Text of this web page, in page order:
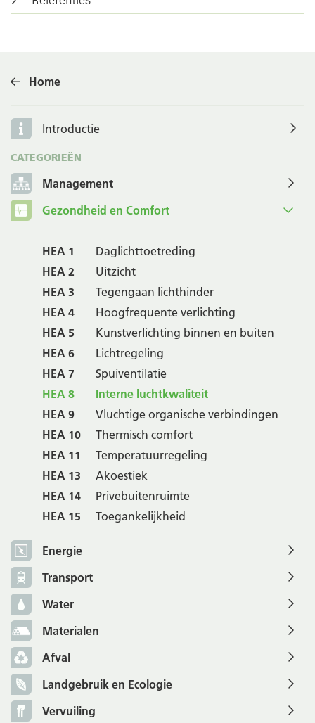
Home
Introductie
CATEGORIEËN
Management
Gezondheid en Comfort
HEA 1
Daglichttoetreding
HEA 2
Uitzicht
HEA 3
Tegengaan lichthinder
HEA 4
Hoogfrequente verlichting
HEA 5
Kunstverlichting binnen en buiten
HEA 6
Lichtregeling
HEA 7
Spuiventilatie
HEA 8
Interne luchtkwaliteit
HEA 9
Vluchtige organische verbindingen
HEA 10
Thermisch comfort
HEA 11
Temperatuurregeling
HEA 13
Akoestiek
HEA 14
Privebuitenruimte
HEA 15
Toegankelijkheid
Energie
Transport
Water
Materialen
Afval
Landgebruik en Ecologie
Vervuiling